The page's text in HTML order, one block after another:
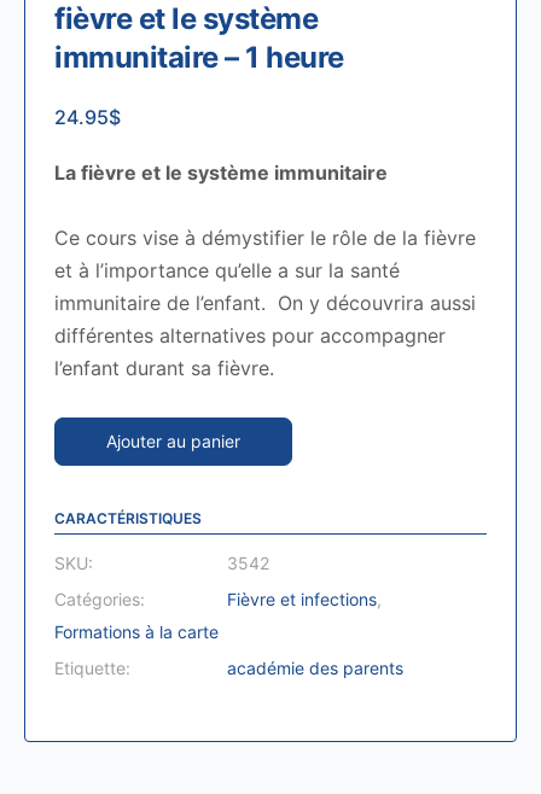
fièvre et le système
immunitaire – 1 heure
24.95$
La fièvre et le système immunitaire
Ce cours vise à démystifier le rôle de la fièvre
et à l’importance qu’elle a sur la santé
immunitaire de l’enfant. On y découvrira aussi
différentes alternatives pour accompagner
l’enfant durant sa fièvre.
Ajouter au panier
CARACTÉRISTIQUES
SKU:
3542
Catégories:
Fièvre et infections,
Formations à la carte
Etiquette:
académie des parents